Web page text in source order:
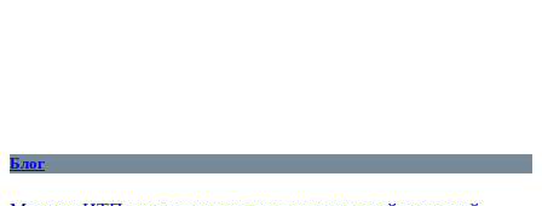
Блог